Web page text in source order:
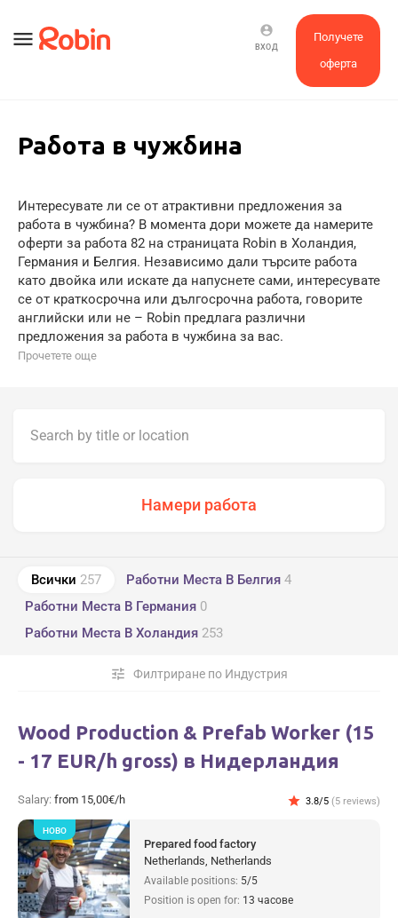
menu
Получете
оферта
account_circle
ВХОД
Работа в чужбина
Интересувате ли се от атрактивни предложения за
работа в чужбина? В момента дори можете да намерите
оферти за работа 82 на страницата Robin в Холандия,
Германия и Белгия. Независимо дали търсите работа
като двойка или искате да напуснете сами, интересувате
се от краткосрочна или дългосрочна работа, говорите
английски или не – Robin предлага различни
предложения за работа в чужбина за вас.
Прочетете още
Всички 257 Работни Места В Белгия 4
Работни Места В Германия 0
Работни Места В Холандия 253
Филтриране по Индустрия
tune
Wood Production & Prefab Worker (15
- 17 EUR/h gross) в Нидерландия
Salary: from 15,00€/h star 3.8/5 (5 reviews)
Prepared food factory
Netherlands, Netherlands
Available positions: 5/5
Position is open for: 13 часове
НОВО